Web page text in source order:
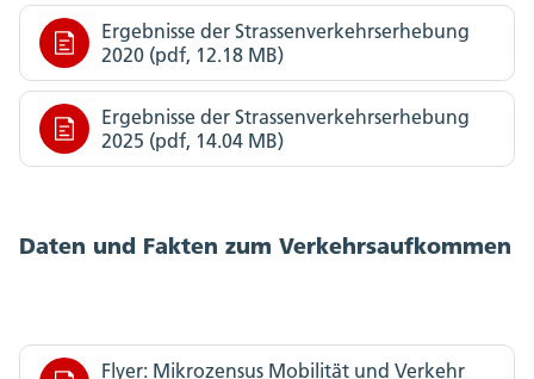
Ergebnisse der Strassenverkehrserhebung
2020 (pdf, 12.18 MB)
Ergebnisse der Strassenverkehrserhebung
2025 (pdf, 14.04 MB)
Daten und Fakten zum Verkehrsaufkommen
Flyer: Mikrozensus Mobilität und Verkehr